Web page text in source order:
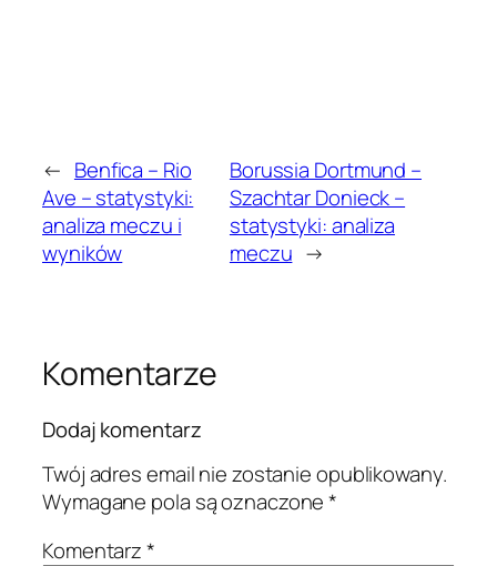
← Benfica – Rio
Ave – statystyki:
analiza meczu i
wyników
Borussia Dortmund –
Szachtar Donieck –
statystyki: analiza
meczu →
Komentarze
Dodaj komentarz
Twój adres email nie zostanie opublikowany.
Wymagane pola są oznaczone*
Komentarz*